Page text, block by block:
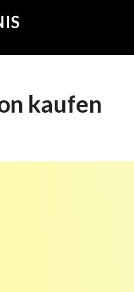
kaufen